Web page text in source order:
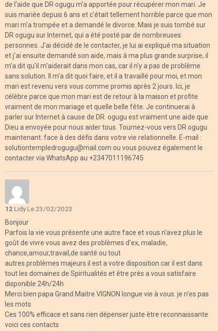
de l'aide que DR ogugu m'a apportée pour récupérer mon mari. Je
suis mariée depuis 6 ans et c'était tellement horrible parce que mon
mari m'a trompée et a demandé le divorce. Mais je suis tombé sur
DR ogugu sur Internet, qui a été posté par de nombreuses
personnes. J'ai décidé de le contacter, je lui ai expliqué ma situation
et j'ai ensuite demandé son aide, mais à ma plus grande surprise, il
m'a dit qu'il m'aiderait dans mon cas, car il n'y a pas de problème
sans solution. Il m'a dit quoi faire, et il a travaillé pour moi, et mon
mari est revenu vers vous comme promis après 2 jours. Ici, je
célèbre parce que mon mari est de retour à la maison et profite
vraiment de mon mariage et quelle belle fête. Je continuerai à
parler sur Internet à cause de DR. ogugu est vraiment une aide que
Dieu a envoyée pour nous aider tous. Tournez-vous vers DR ogugu
maintenant. face à des défis dans votre vie relationnelle. E-mail :
solutiontempledrogugu@mail.com ou vous pouvez également le
contacter via WhatsApp au +2347011196745
12LidyLe 23/02/2023
Bonjour
Parfois la vie vous présente une autre face et vous n'avez plus le
goût de vivre vous avez des problèmes d'ex, maladie,
chance,amour,travail,de santé ou tout
autres problèmes majeurs il est a votre disposition car il est dans
tout les domaines de Spiritualités et être près a vous satisfaire
disponible 24h/24h
Merci bien papa Grand Maitre VIGNON longue vie à vous. je n'es pas
les mots
Ces 100% efficace et sans rien dépenser juste être reconnaissante
voici ces contacts